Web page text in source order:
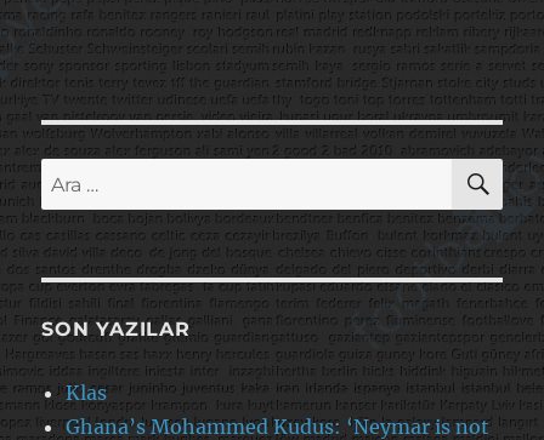
Ara:
SON YAZILAR
Klas
Ghana’s Mohammed Kudus: ‘Neymar is not